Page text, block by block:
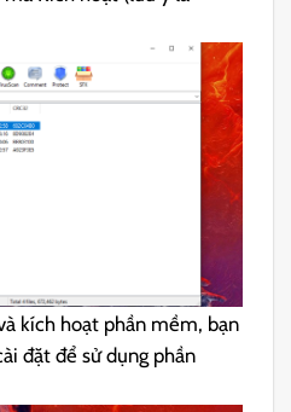
kích hoạt phần mềm, bạn
đặt để sử dụng phần